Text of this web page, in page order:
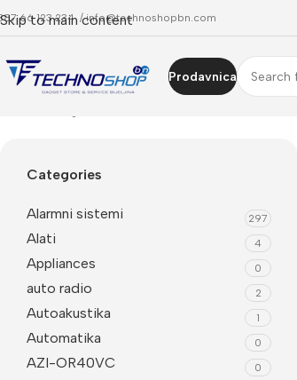
Skip to main content
66 123 234 /info@technoshopbn.com
Prodavnica
Categories
Alarmni sistemi 297
Alati 4
Appliances 0
auto radio 2
Autoakustika 1
Automatika 0
AZI-OR40VC 0